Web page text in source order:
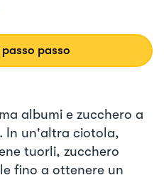
passo
albumi e zucchero a
In un'altra ciotola,
tuorli, zucchero
fino a ottenere un